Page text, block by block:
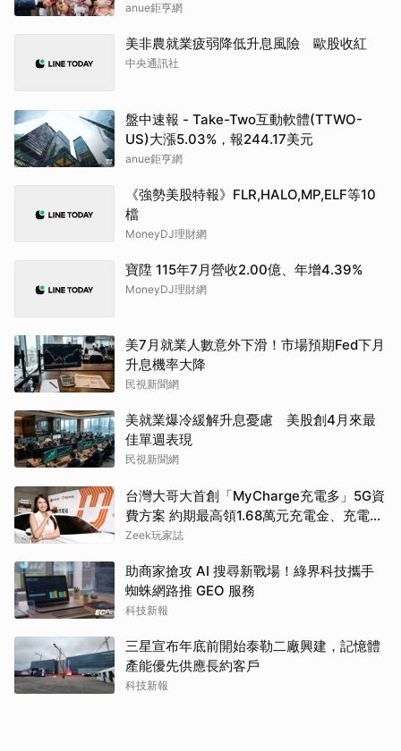
anue鉅亨網
美非農就業疲弱降低升息風險 歐股收紅
中央通訊社
盤中速報 - Take-Two互動軟體(TTWO-
US)大漲5.03%，報244.17美元
anue鉅亨網
《強勢美股特報》FLR,HALO,MP,ELF等10
檔
MoneyDJ理財網
寶陞 115年7月營收2.00億、年增4.39%
MoneyDJ理財網
美7月就業人數意外下滑！市場預期Fed下月
升息機率大降
民視新聞網
美就業爆冷緩解升息憂慮 美股創4月來最
佳單週表現
民視新聞網
台灣大哥大首創「MyCharge充電多」5G資
費方案 約期最高領1.68萬元充電金、充電最
高89折
Zeek玩家誌
助商家搶攻 AI 搜尋新戰場！綠界科技攜手
蜘蛛網路推 GEO 服務
科技新報
三星宣布年底前開始泰勒二廠興建，記憶體
產能優先供應長約客戶
科技新報